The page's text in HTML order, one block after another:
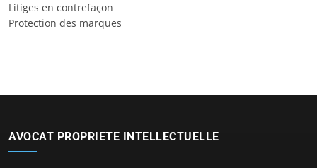
Litiges en contrefaçon
Protection des marques
AVOCAT PROPRIETE INTELLECTUELLE